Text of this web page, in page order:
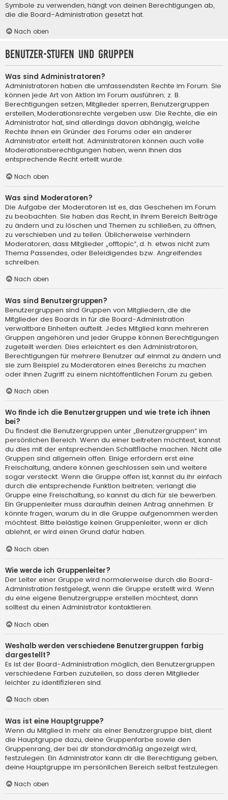
Symbole zu verwenden, hängt von deinen Berechtigungen ab,
die die Board-Administration gesetzt hat.
Nach oben
Benutzer-Stufen und Gruppen
Was sind Administratoren?
Administratoren haben die umfassendsten Rechte im Forum. Sie
können jede Art von Aktion im Forum ausführen; z. B.
Berechtigungen setzen, Mitglieder sperren, Benutzergruppen
erstellen, Moderationsrechte vergeben usw. Die Rechte, die ein
Administrator hat, sind allerdings davon abhängig, welche
Rechte ihnen ein Gründer des Forums oder ein anderer
Administrator erteilt hat. Administratoren können auch volle
Moderationsberechtigungen haben, wenn ihnen das
entsprechende Recht erteilt wurde.
Nach oben
Was sind Moderatoren?
Die Aufgabe der Moderatoren ist es, das Geschehen im Forum
zu beobachten. Sie haben das Recht, in ihrem Bereich Beiträge
zu ändern und zu löschen und Themen zu schließen, zu öffnen,
zu verschieben und zu teilen. Üblicherweise verhindern
Moderatoren, dass Mitglieder „offtopic“, d. h. etwas nicht zum
Thema Passendes, oder Beleidigendes bzw. Angreifendes
schreiben.
Nach oben
Was sind Benutzergruppen?
Benutzergruppen sind Gruppen von Mitgliedern, die die
Mitglieder des Boards in für die Board-Administration
verwaltbare Einheiten aufteilt. Jedes Mitglied kann mehreren
Gruppen angehören und jeder Gruppe können Berechtigungen
zugeteilt werden. Dies erleichtert es den Administratoren,
Berechtigungen für mehrere Benutzer auf einmal zu ändern und
sie zum Beispiel zu Moderatoren eines Bereichs zu machen
oder ihnen Zugriff zu einem nichtöffentlichen Forum zu geben.
Nach oben
Wo finde ich die Benutzergruppen und wie trete ich ihnen
bei?
Du findest die Benutzergruppen unter „Benutzergruppen“ im
persönlichen Bereich. Wenn du einer beitreten möchtest, kannst
du dies mit der entsprechenden Schaltfläche machen. Nicht alle
Gruppen sind allgemein offen. Einige erfordern erst eine
Freischaltung, andere können geschlossen sein und weitere
sogar versteckt. Wenn die Gruppe offen ist, kannst du ihr einfach
durch die entsprechende Funktion beitreten; verlangt die
Gruppe eine Freischaltung, so kannst du dich für sie bewerben.
Ein Gruppenleiter muss daraufhin deinen Antrag annehmen. Er
könnte fragen, warum du in die Gruppe aufgenommen werden
möchtest. Bitte belästige keinen Gruppenleiter, wenn er dich
ablehnt, er wird einen Grund dafür haben.
Nach oben
Wie werde ich Gruppenleiter?
Der Leiter einer Gruppe wird normalerweise durch die Board-
Administration festgelegt, wenn die Gruppe erstellt wird. Wenn
du eine eigene Benutzergruppe erstellen möchtest, dann
solltest du einen Administrator kontaktieren.
Nach oben
Weshalb werden verschiedene Benutzergruppen farbig
dargestellt?
Es ist der Board-Administration möglich, den Benutzergruppen
verschiedene Farben zuzuteilen, so dass deren Mitglieder
leichter zu identifizieren sind.
Nach oben
Was ist eine Hauptgruppe?
Wenn du Mitglied in mehr als einer Benutzergruppe bist, dient
die Hauptgruppe dazu, deine Gruppenfarbe sowie den
Gruppenrang, der bei dir standardmäßig angezeigt wird,
festzulegen. Ein Administrator kann dir die Berechtigung geben,
deine Hauptgruppe im persönlichen Bereich selbst festzulegen.
Nach oben